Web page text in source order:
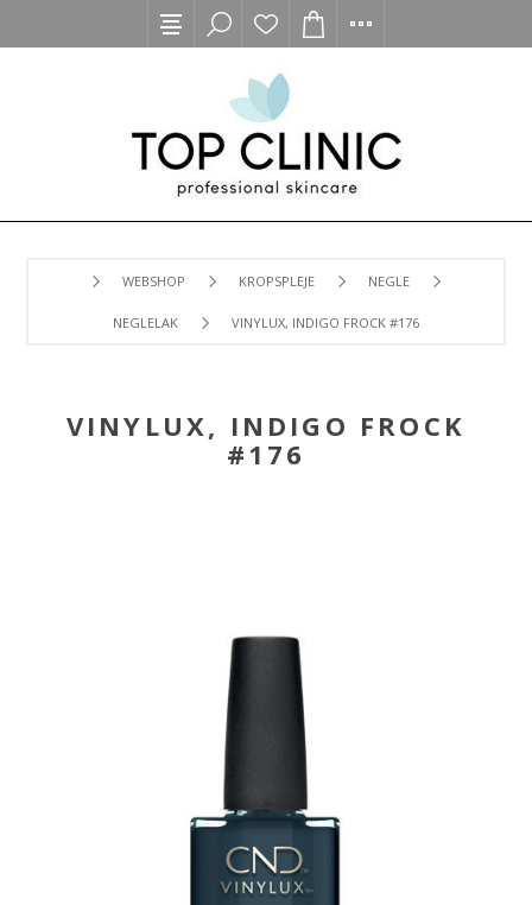
WEBSHOP KROPSPLEJE NEGLE
NEGLELAK VINYLUX, INDIGO FROCK #176
VINYLUX, INDIGO FROCK
#176